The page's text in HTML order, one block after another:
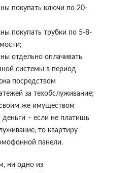
покупать ключи по 20-
покупать трубки по 5-8-
отдельно оплачивать
системы в период
посредством
за техобслуживание;
же имуществом
– если не платишь
то квартиру
панели.
ни одно из